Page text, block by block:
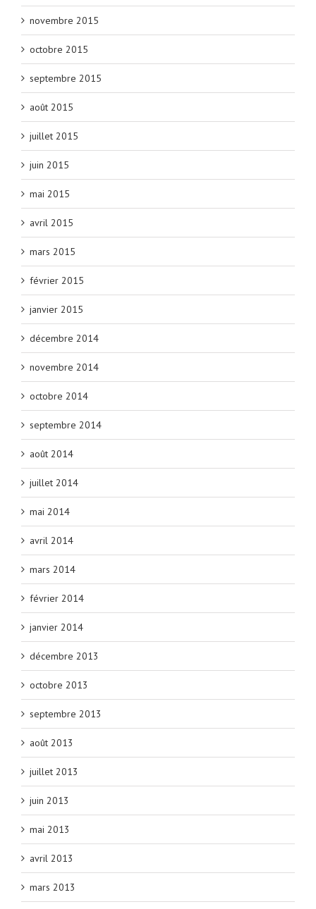
novembre 2015
octobre 2015
septembre 2015
août 2015
juillet 2015
juin 2015
mai 2015
avril 2015
mars 2015
février 2015
janvier 2015
décembre 2014
novembre 2014
octobre 2014
septembre 2014
août 2014
juillet 2014
mai 2014
avril 2014
mars 2014
février 2014
janvier 2014
décembre 2013
octobre 2013
septembre 2013
août 2013
juillet 2013
juin 2013
mai 2013
avril 2013
mars 2013